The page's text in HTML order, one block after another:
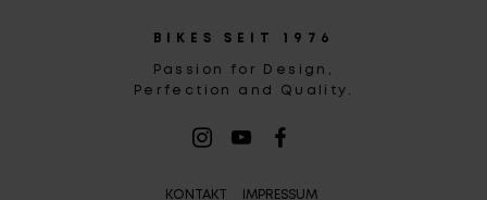
BIKES SEIT 1976
Passion for Design,
Perfection and Quality.
KONTAKT IMPRESSUM